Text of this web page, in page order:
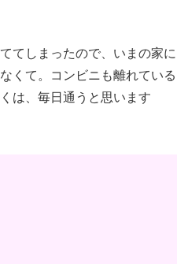
てしまったので、いまの家に
くて。コンビニも離れている
は、毎日通うと思います